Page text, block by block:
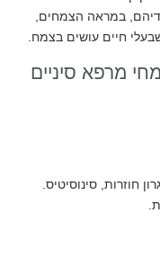
במראה הצמחים,
חיים עושים בצמח.
מרפא סיניים
חוזרות, סינוסיטיס.